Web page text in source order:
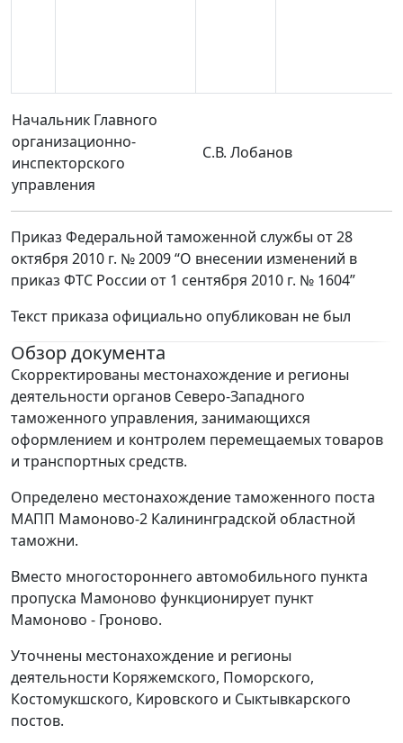
Начальник Главного
организационно-
инспекторского
управления
С.В. Лобанов
Приказ Федеральной таможенной службы от 28
октября 2010 г. № 2009 “О внесении изменений в
приказ ФТС России от 1 сентября 2010 г. № 1604”
Текст приказа официально опубликован не был
Обзор документа
Скорректированы местонахождение и регионы
деятельности органов Северо-Западного
таможенного управления, занимающихся
оформлением и контролем перемещаемых товаров
и транспортных средств.
Определено местонахождение таможенного поста
МАПП Мамоново-2 Калининградской областной
таможни.
Вместо многостороннего автомобильного пункта
пропуска Мамоново функционирует пункт
Мамоново - Гроново.
Уточнены местонахождение и регионы
деятельности Коряжемского, Поморского,
Костомукшского, Кировского и Сыктывкарского
постов.